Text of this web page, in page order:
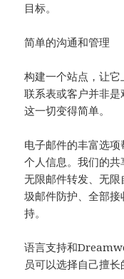
目标。
简单的沟通和管理
构建一个站点，让
联系表或客户并非
这一切变得简单。
电子邮件的丰富选
个人信息。我们的共
无限邮件转发、无
圾邮件防护、全部
持。
语言支持和
员可以选择自己擅长